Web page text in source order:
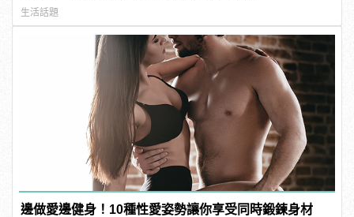
生活話題
邊做愛邊健身！10種性愛姿勢讓你享受同時鍛鍊身材